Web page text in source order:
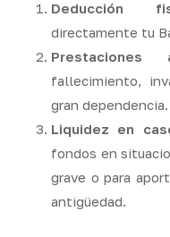
Deducción
directamente tu
Prestaciones
fallecimiento,
gran dependencia.
Liquidez en
fondos en
grave o para
antigüedad.